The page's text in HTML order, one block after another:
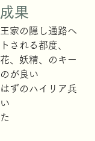
果
家の隠し通路へ
される都度、
、妖精、のキー
が良い
ずのハイリア兵